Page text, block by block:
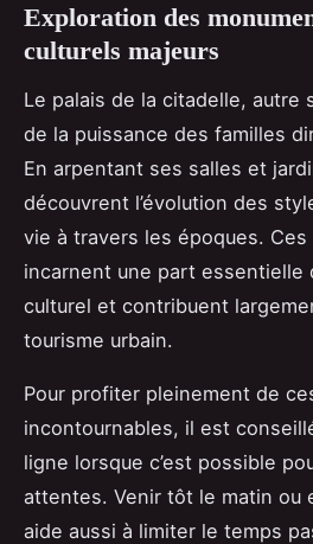
Exploration des
culturels majeurs
Le palais de la citadelle, autre
de la puissance des familles
En arpentant ses salles et
découvrent l’évolution des
vie à travers les époques. Ces
incarnent une part essentielle
culturel et contribuent
tourisme urbain.
Pour profiter pleinement de
incontournables, il est
ligne lorsque c’est possible
attentes. Venir tôt le matin ou
aide aussi à limiter le temps